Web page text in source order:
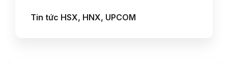
Tin tức HSX, HNX, UPCOM